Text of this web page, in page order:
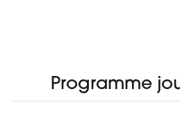
Programme